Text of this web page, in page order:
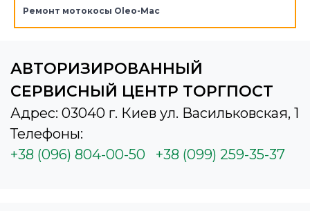
Ремонт мотокосы Oleo-Mac
АВТОРИЗИРОВАННЫЙ
СЕРВИСНЫЙ ЦЕНТР ТОРГПОСТ
Адрес: 03040 г. Киев ул. Васильковская, 1
Телефоны:
+38 (096) 804-00-50
+38 (099) 259-35-37